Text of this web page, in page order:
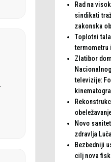
Rad na
sindikati
zakonska
Toplotni
termometru
Zlatibor
televizije:
Novo
zdravlja
Bezbedniji
cilj nova